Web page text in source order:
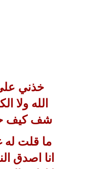
خذني
الله ولا
شف كيف
ما قلت له
انا اصدق